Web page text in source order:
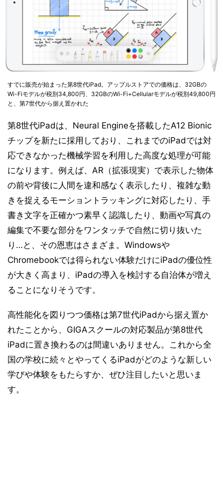
すでに販売が始まった第8世代iPad。アップルストアでの価格は、32GBの
Wi-Fiモデルが税別34,800円、32GBのWi-Fi+Cellularモデルが税別49,800円
と、第7世代から据え置かれた
第8世代iPadは、Neural Engineを搭載したA12 Bionic
チップを新たに採用しており、これまでのiPadでは対
応できなかった機械学習を利用した高度な処理が可能
になります。例えば、AR（拡張現実）で表示した物体
の前や背後に人間を違和感なく表示したり、複雑な動
きを捉えるモーショントラッキングに対応したり、手
書き文字を正確かつ素早く認識したり、動画や写真の
編集で不要な部分をワンタッチで自然に切り抜いた
り…と、その恩恵はさまざま。Windowsや
Chromebookでは得られない体験だけにiPadの優位性
が大きく高まり、iPadの導入を検討する自治体が増え
ることになりそうです。
高性能化を図りつつ価格は第7世代iPadから据え置か
れたことから、GIGAスクールの対応製品が第8世代
iPadに置き換わるのは間違いありません。これから全
国の学校に続々とやってくるiPadがどのような新しい
学びや体験をもたらすか、ぜひ注目したいと思いま
す。